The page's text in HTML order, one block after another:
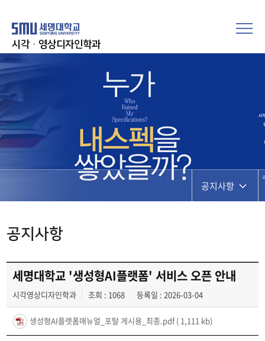
시각·영상디자인학과
공지사항
공모전
학생 인터뷰
공지사항
세명대학교 '생성형AI플랫폼' 서비스 오픈 안내
시각영상디자인학과 조회 : 1068 등록일 : 2026-03-04
생성형AI플랫폼매뉴얼_포탈 게시용_최종.pdf( 1,111 kb)